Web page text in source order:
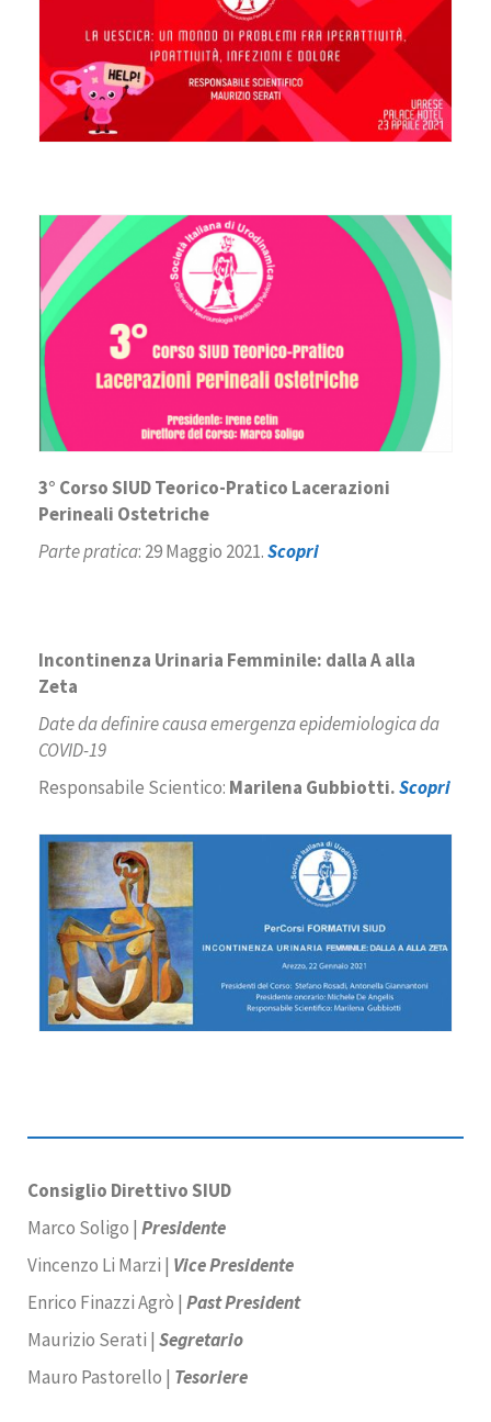
3° Corso SIUD Teorico-Pratico Lacerazioni
Perineali Ostetriche
Parte pratica: 29 Maggio 2021.Scopri
Incontinenza Urinaria Femminile: dalla A alla
Zeta
Date da definire causa emergenza epidemiologica da
COVID-19
Responsabile Scientico: Marilena Gubbiotti.Scopri
Consiglio Direttivo SIUD
Marco Soligo | Presidente
Vincenzo Li Marzi | Vice Presidente
Enrico Finazzi Agrò | Past President
Maurizio Serati | Segretario
Mauro Pastorello | Tesoriere